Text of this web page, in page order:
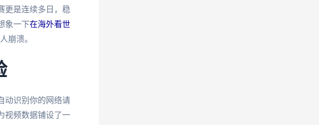
更是连续多日，稳
象一下在海外看世
崩溃。
动识别你的网络请
视频数据铺设了一